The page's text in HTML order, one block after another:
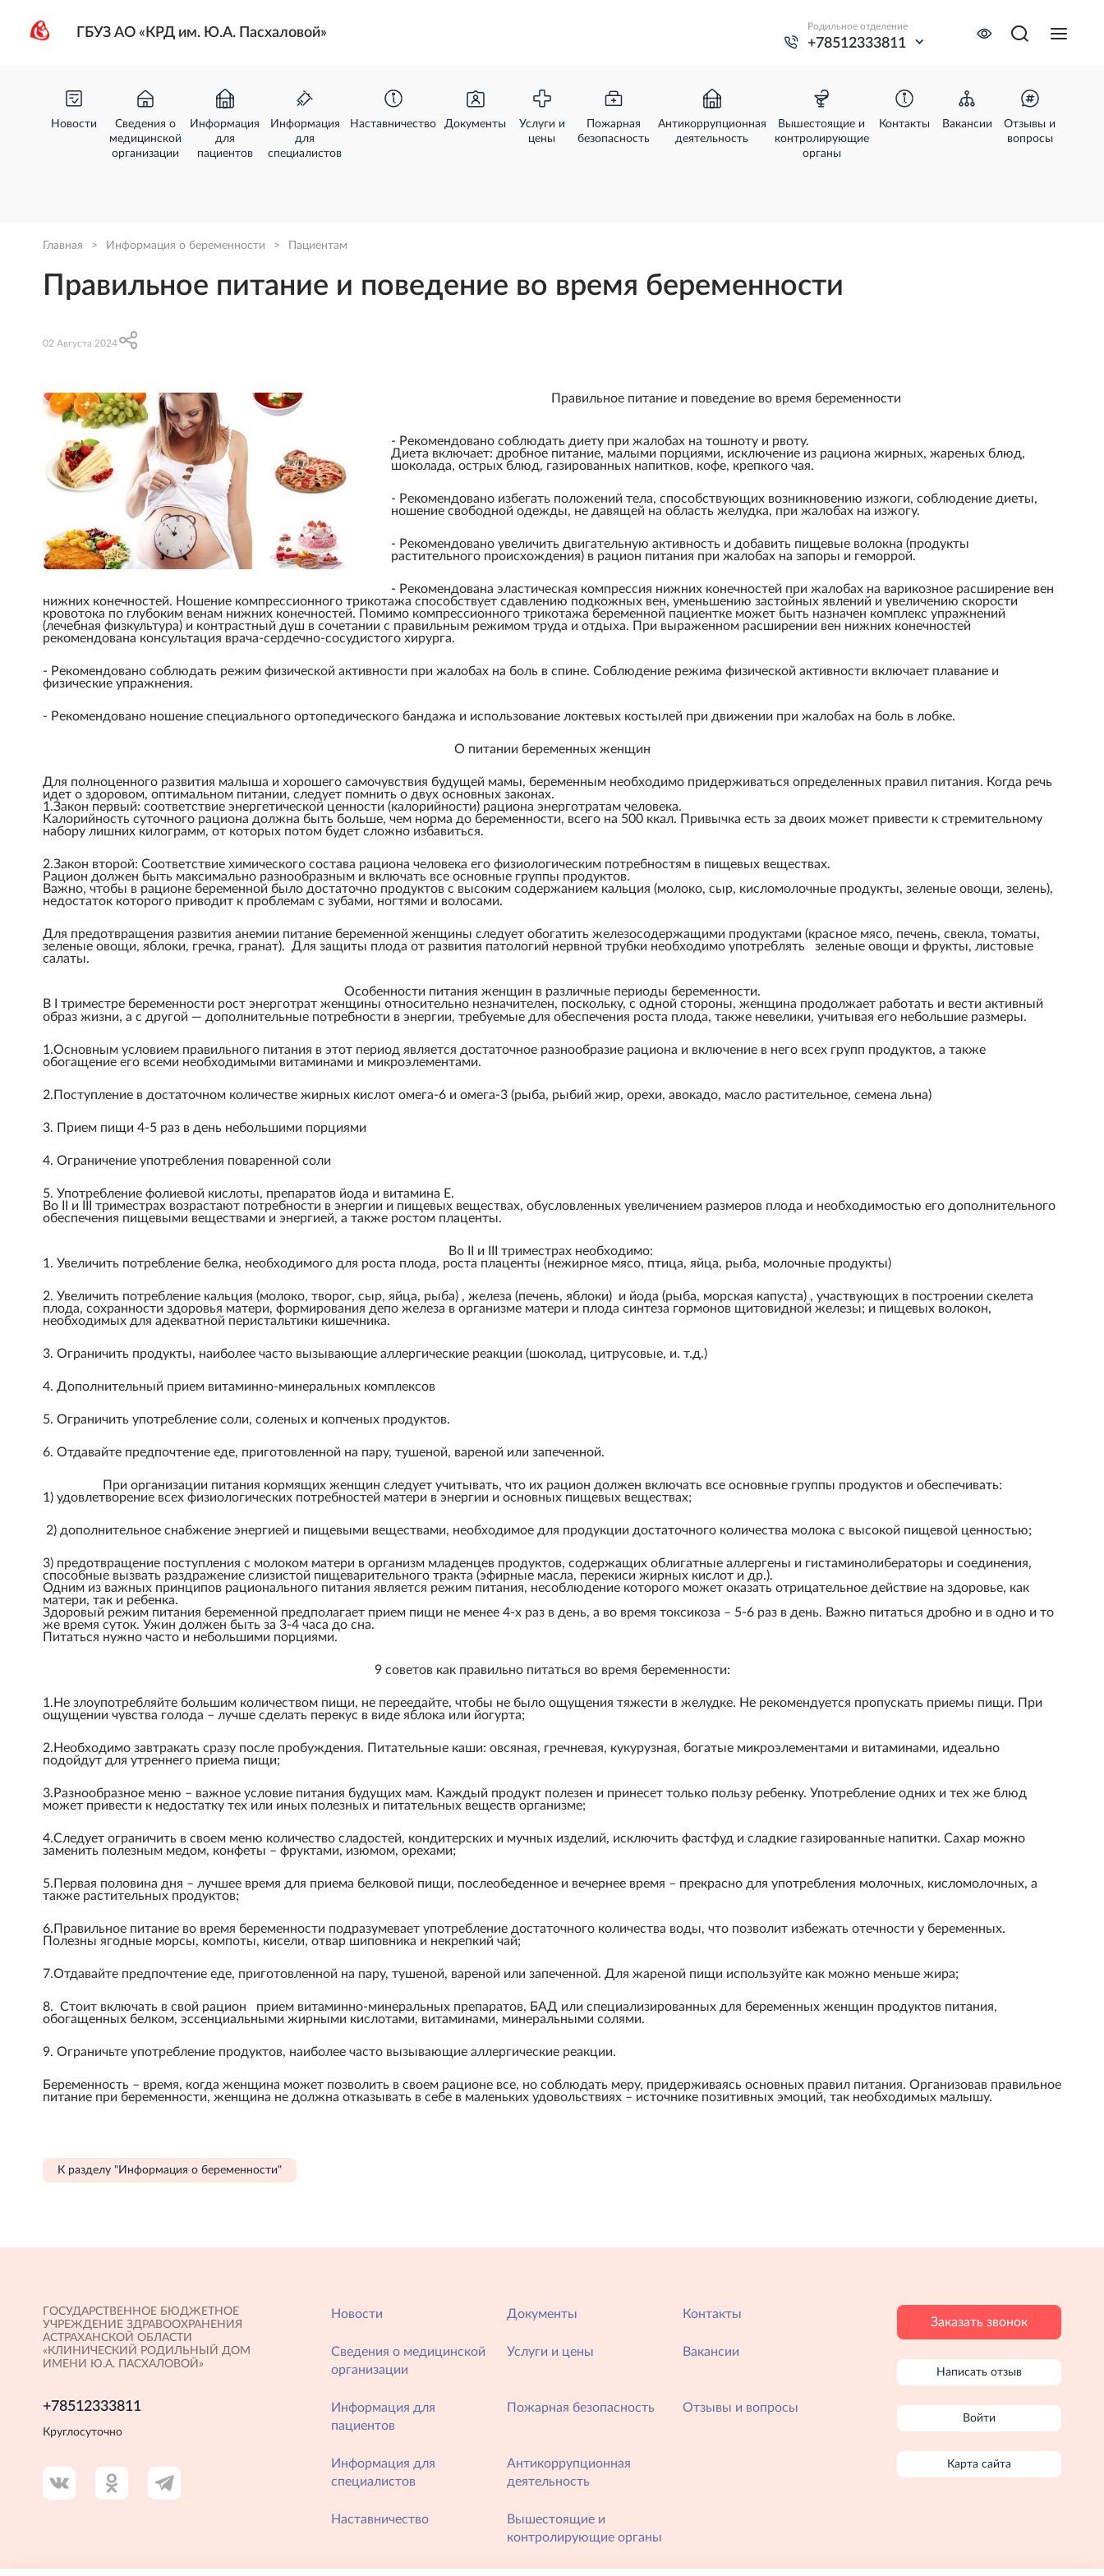
Новости
Сведения о
медицинской
организации
Информация
для
пациентов
Информация
для
специалистов
Наставничество Документы
Услуги и
цены
Пожарная
безопасность
Антикоррупционная
деятельность
Вышестоящие и
контролирующие
органы
Контакты Вакансии
Отзывы и
вопросы
Главная > Информация о беременности > Пациентам
Правильное питание и поведение во время беременности
02 Августа 2024
Правильное питание и поведение во время беременности
- Рекомендовано соблюдать диету при жалобах на тошноту и рвоту.
Диета включает: дробное питание, малыми порциями, исключение из рациона жирных, жареных блюд,
шоколада, острых блюд, газированных напитков, кофе, крепкого чая.
- Рекомендовано избегать положений тела, способствующих возникновению изжоги, соблюдение диеты,
ношение свободной одежды, не давящей на область желудка, при жалобах на изжогу.
- Рекомендовано увеличить двигательную активность и добавить пищевые волокна (продукты
растительного происхождения) в рацион питания при жалобах на запоры и геморрой.
- Рекомендована эластическая компрессия нижних конечностей при жалобах на варикозное расширение вен
нижних конечностей. Ношение компрессионного трикотажа способствует сдавлению подкожных вен, уменьшению застойных явлений и увеличению скорости
кровотока по глубоким венам нижних конечностей. Помимо компрессионного трикотажа беременной пациентке может быть назначен комплекс упражнений
(лечебная физкультура) и контрастный душ в сочетании с правильным режимом труда и отдыха. При выраженном расширении вен нижних конечностей
рекомендована консультация врача-сердечно-сосудистого хирурга.
- Рекомендовано соблюдать режим физической активности при жалобах на боль в спине. Соблюдение режима физической активности включает плавание и
физические упражнения.
- Рекомендовано ношение специального ортопедического бандажа и использование локтевых костылей при движении при жалобах на боль в лобке.
О питании беременных женщин
Для полноценного развития малыша и хорошего самочувствия будущей мамы, беременным необходимо придерживаться определенных правил питания. Когда речь
идет о здоровом, оптимальном питании, следует помнить о двух основных законах.
1.Закон первый: соответствие энергетической ценности (калорийности) рациона энерготратам человека.
Калорийность суточного рациона должна быть больше, чем норма до беременности, всего на 500 ккал. Привычка есть за двоих может привести к стремительному
набору лишних килограмм, от которых потом будет сложно избавиться.
2.Закон второй: Соответствие химического состава рациона человека его физиологическим потребностям в пищевых веществах.
Рацион должен быть максимально разнообразным и включать все основные группы продуктов.
Важно, чтобы в рационе беременной было достаточно продуктов с высоким содержанием кальция (молоко, сыр, кисломолочные продукты, зеленые овощи, зелень),
недостаток которого приводит к проблемам с зубами, ногтями и волосами.
Для предотвращения развития анемии питание беременной женщины следует обогатить железосодержащими продуктами (красное мясо, печень, свекла, томаты,
зеленые овощи, яблоки, гречка, гранат). Для защиты плода от развития патологий нервной трубки необходимо употреблять зеленые овощи и фрукты, листовые
салаты.
Особенности питания женщин в различные периоды беременности.
В I триместре беременности рост энерготрат женщины относительно незначителен, поскольку, с одной стороны, женщина продолжает работать и вести активный
образ жизни, а с другой — дополнительные потребности в энергии, требуемые для обеспечения роста плода, также невелики, учитывая его небольшие размеры.
1.Основным условием правильного питания в этот период является достаточное разнообразие рациона и включение в него всех групп продуктов, а также
обогащение его всеми необходимыми витаминами и микроэлементами.
2.Поступление в достаточном количестве жирных кислот омега-6 и омега-3 (рыба, рыбий жир, орехи, авокадо, масло растительное, семена льна)
3. Прием пищи 4-5 раз в день небольшими порциями
4. Ограничение употребления поваренной соли
5. Употребление фолиевой кислоты, препаратов йода и витамина Е.
Во II и III триместрах возрастают потребности в энергии и пищевых веществах, обусловленных увеличением размеров плода и необходимостью его дополнительного
обеспечения пищевыми веществами и энергией, а также ростом плаценты.
Во II и III триместрах необходимо:
1. Увеличить потребление белка, необходимого для роста плода, роста плаценты (нежирное мясо, птица, яйца, рыба, молочные продукты)
2. Увеличить потребление кальция (молоко, творог, сыр, яйца, рыба) , железа (печень, яблоки) и йода (рыба, морская капуста) , участвующих в построении скелета
плода, сохранности здоровья матери, формирования депо железа в организме матери и плода синтеза гормонов щитовидной железы; и пищевых волокон,
необходимых для адекватной перистальтики кишечника.
3. Ограничить продукты, наиболее часто вызывающие аллергические реакции (шоколад, цитрусовые, и. т.д.)
4. Дополнительный прием витаминно-минеральных комплексов
5. Ограничить употребление соли, соленых и копченых продуктов.
6. Отдавайте предпочтение еде, приготовленной на пару, тушеной, вареной или запеченной.
При организации питания кормящих женщин следует учитывать, что их рацион должен включать все основные группы продуктов и обеспечивать:
1) удовлетворение всех физиологических потребностей матери в энергии и основных пищевых веществах;
2) дополнительное снабжение энергией и пищевыми веществами, необходимое для продукции достаточного количества молока с высокой пищевой ценностью;
3) предотвращение поступления с молоком матери в организм младенцев продуктов, содержащих облигатные аллергены и гистаминолибераторы и соединения,
способные вызвать раздражение слизистой пищеварительного тракта (эфирные масла, перекиси жирных кислот и др.).
Одним из важных принципов рационального питания является режим питания, несоблюдение которого может оказать отрицательное действие на здоровье, как
матери, так и ребенка.
Здоровый режим питания беременной предполагает прием пищи не менее 4-х раз в день, а во время токсикоза – 5-6 раз в день. Важно питаться дробно и в одно и то
же время суток. Ужин должен быть за 3-4 часа до сна.
Питаться нужно часто и небольшими порциями.
9 советов как правильно питаться во время беременности:
1.Не злоупотребляйте большим количеством пищи, не переедайте, чтобы не было ощущения тяжести в желудке. Не рекомендуется пропускать приемы пищи. При
ощущении чувства голода – лучше сделать перекус в виде яблока или йогурта;
2.Необходимо завтракать сразу после пробуждения. Питательные каши: овсяная, гречневая, кукурузная, богатые микроэлементами и витаминами, идеально
подойдут для утреннего приема пищи;
3.Разнообразное меню – важное условие питания будущих мам. Каждый продукт полезен и принесет только пользу ребенку. Употребление одних и тех же блюд
может привести к недостатку тех или иных полезных и питательных веществ организме;
4.Следует ограничить в своем меню количество сладостей, кондитерских и мучных изделий, исключить фастфуд и сладкие газированные напитки. Сахар можно
заменить полезным медом, конфеты – фруктами, изюмом, орехами;
5.Первая половина дня – лучшее время для приема белковой пищи, послеобеденное и вечернее время – прекрасно для употребления молочных, кисломолочных, а
также растительных продуктов;
6.Правильное питание во время беременности подразумевает употребление достаточного количества воды, что позволит избежать отечности у беременных.
Полезны ягодные морсы, компоты, кисели, отвар шиповника и некрепкий чай;
7.Отдавайте предпочтение еде, приготовленной на пару, тушеной, вареной или запеченной. Для жареной пищи используйте как можно меньше жира;
8. Стоит включать в свой рацион прием витаминно-минеральных препаратов, БАД или специализированных для беременных женщин продуктов питания,
обогащенных белком, эссенциальными жирными кислотами, витаминами, минеральными солями.
9. Ограничьте употребление продуктов, наиболее часто вызывающие аллергические реакции.
Беременность – время, когда женщина может позволить в своем рационе все, но соблюдать меру, придерживаясь основных правил питания. Организовав правильное
питание при беременности, женщина не должна отказывать в себе в маленьких удовольствиях – источнике позитивных эмоций, так необходимых малышу.
К разделу "Информация о беременности"
ГБУЗ АО «КРД им. Ю.А. Пасхаловой» Родильное отделение
+78512333811
ГОСУДАРСТВЕННОЕ БЮДЖЕТНОЕ
УЧРЕЖДЕНИЕ ЗДРАВООХРАНЕНИЯ
АСТРАХАНСКОЙ ОБЛАСТИ
«КЛИНИЧЕСКИЙ РОДИЛЬНЫЙ ДОМ
ИМЕНИ Ю.А. ПАСХАЛОВОЙ»
+78512333811
Круглосуточно
Новости
Сведения о медицинской
организации
Информация для
пациентов
Информация для
специалистов
Наставничество
Документы
Услуги и цены
Пожарная безопасность
Антикоррупционная
деятельность
Вышестоящие и
контролирующие органы
Контакты
Вакансии
Отзывы и вопросы
Заказать звонок
Написать отзыв
Войти
Карта сайта